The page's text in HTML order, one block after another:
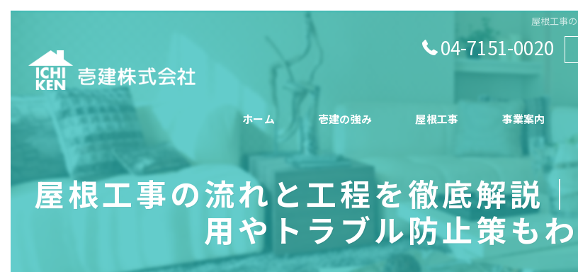
屋根工事
04-7151-0020
ホーム 壱建の強み 屋根工事 事業案内
屋根工事の流れと工程を徹底解説
用やトラブル防止策も